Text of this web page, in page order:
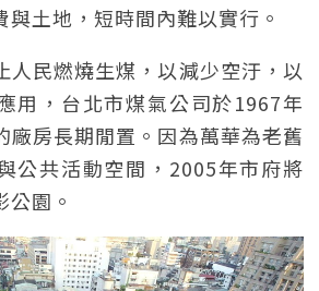
與土地，短時間內難以實行。
人民燃燒生煤，以減少空汙，以
用，台北市煤氣公司於1967年
廠房長期閒置。因為萬華為老舊
公共活動空間，2005年市府將
園。